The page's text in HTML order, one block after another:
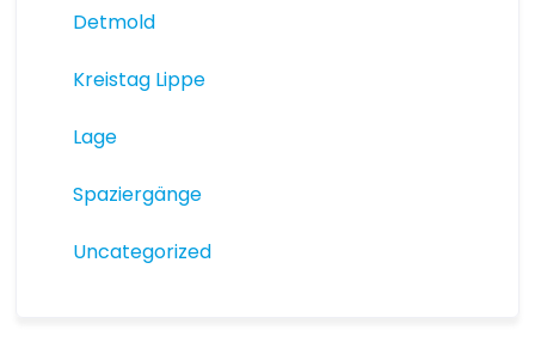
Detmold
Kreistag Lippe
Lage
Spaziergänge
Uncategorized